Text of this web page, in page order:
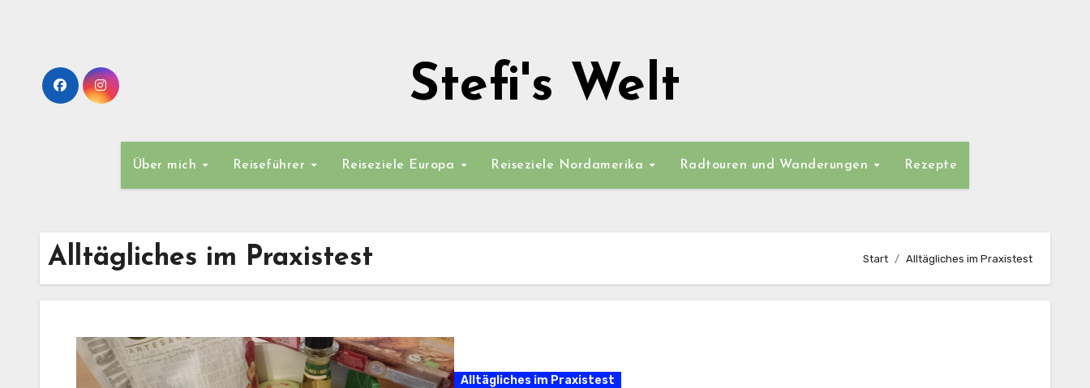
Stefi's Welt
Über mich Reiseführer Reiseziele Europa Reiseziele Nordamerika Radtouren und Wanderungen Rezepte
Alltägliches im Praxistest Start Alltägliches im Praxistest
Alltägliches im Praxistest